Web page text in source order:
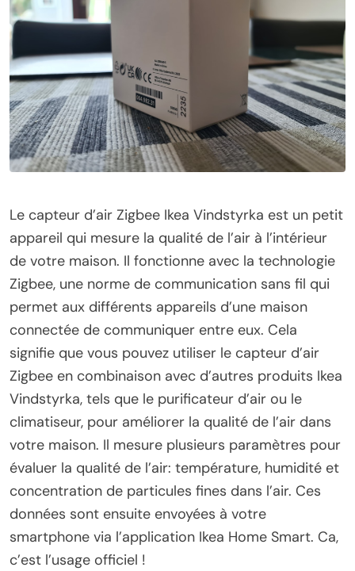
Le capteur d’air Zigbee Ikea Vindstyrka est un petit
appareil qui mesure la qualité de l’air à l’intérieur
de votre maison. Il fonctionne avec la technologie
Zigbee, une norme de communication sans fil qui
permet aux différents appareils d’une maison
connectée de communiquer entre eux. Cela
signifie que vous pouvez utiliser le capteur d’air
Zigbee en combinaison avec d’autres produits Ikea
Vindstyrka, tels que le purificateur d’air ou le
climatiseur, pour améliorer la qualité de l’air dans
votre maison. Il mesure plusieurs paramètres pour
évaluer la qualité de l’air: température, humidité et
concentration de particules fines dans l’air. Ces
données sont ensuite envoyées à votre
smartphone via l’application Ikea Home Smart. Ca,
c’est l’usage officiel !